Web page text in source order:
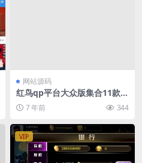
网站源码
红鸟qp平台大众版集合11款游
戏程序运营版源码
7 年前 344
VIP